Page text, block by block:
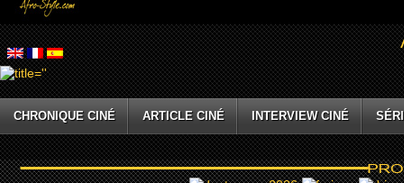
CHRONIQUE CINÉ ARTICLE CINÉ INTERVIEW CINÉ